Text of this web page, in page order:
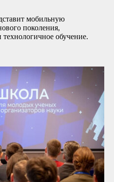
мобильную
поколения,
обучение.